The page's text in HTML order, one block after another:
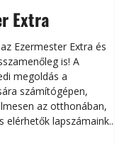
Extra
Ezermester Extra és
is! A
megoldás a
számítógépen,
az otthonában,
elérhetők lapszámaink.